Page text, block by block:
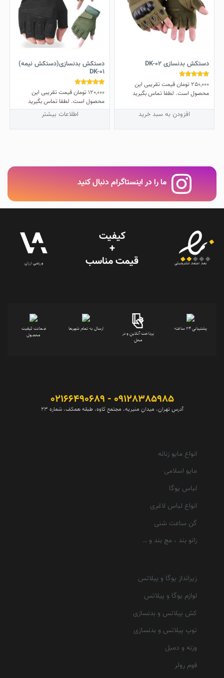
دستکش بدنسازی DK-02
نمره
5.00
از 5
250,000 تومانقیمت تقریبی این
محصول است. لطفا تماس بگیرید
افزودن به سبد خرید
دستکش بدنسازی(دستکش نیمه)
DK-01
نمره
4.75
از 5
120,000 تومانقیمت تقریبی این
محصول است. لطفا تماس بگیرید
اطلاعات بیشتر
ما را در اینستاگرام دنبال کنید
نماد اعتماد الکترونیکی
کیفیت
+
قیمت‌ مناسب ورزشی ارزان
پشتیبانی 24 ساعته
پرداخت آنلاین و در
محل
ارسال به تمام شهرها
ضمانت کیفیت
محصول
09128385985 - 02166490689
آدرس تهران، میدان منیریه، مجتمع کاوه، طبقه همکف، شماره 23
انواع مایو زنانه
مایو اسلامی
لباس یوگا
انواع لباس لاغری
گن ساعت شنی
زانو بند ، مچ بند و …
زیرانداز یوگا و پیلاتس
لوازم یوگا و پیلاتس
کش پیلاتس و بدنسازی
توپ پیلاتس و بدنسازی
وزنه و دمبل
فوم رولر